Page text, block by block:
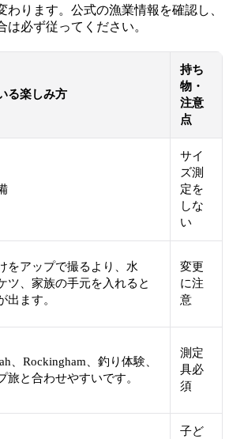
わります。公式の漁業情報を確認し、
は必ず従ってください。
る楽しみ方
持ち
物・
注意
点
サイ
ズ測
定を
しな
い
をアップで撮るより、水
ツ、家族の手元を入れると
出ます。
変更
に注
意
、Rockingham、釣り体験、
旅と合わせやすいです。
測定
具必
須
子ど